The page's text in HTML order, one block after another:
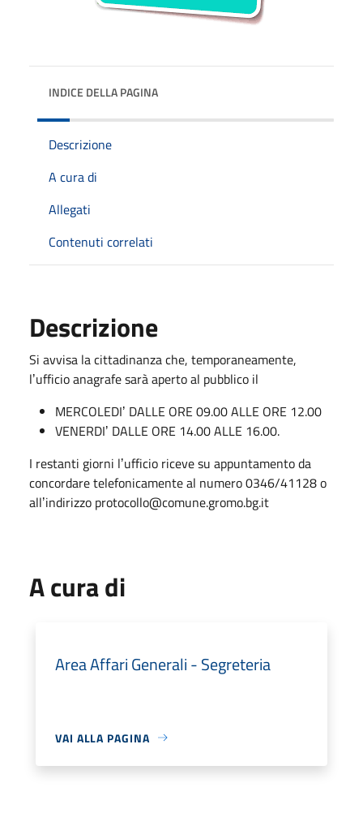
INDICE DELLA PAGINA
Descrizione
A cura di
Allegati
Contenuti correlati
Descrizione
Si avvisa la cittadinanza che, temporaneamente,
lʼufficio anagrafe sarà aperto al pubblico il
MERCOLEDIʼ DALLE ORE 09.00 ALLE ORE 12.00
VENERDIʼ DALLE ORE 14.00 ALLE 16.00.
I restanti giorni lʼufficio riceve su appuntamento da
concordare telefonicamente al numero 0346/41128 o
allʼindirizzo protocollo@comune.gromo.bg.it
A cura di
Area Affari Generali - Segreteria
VAI ALLA PAGINA